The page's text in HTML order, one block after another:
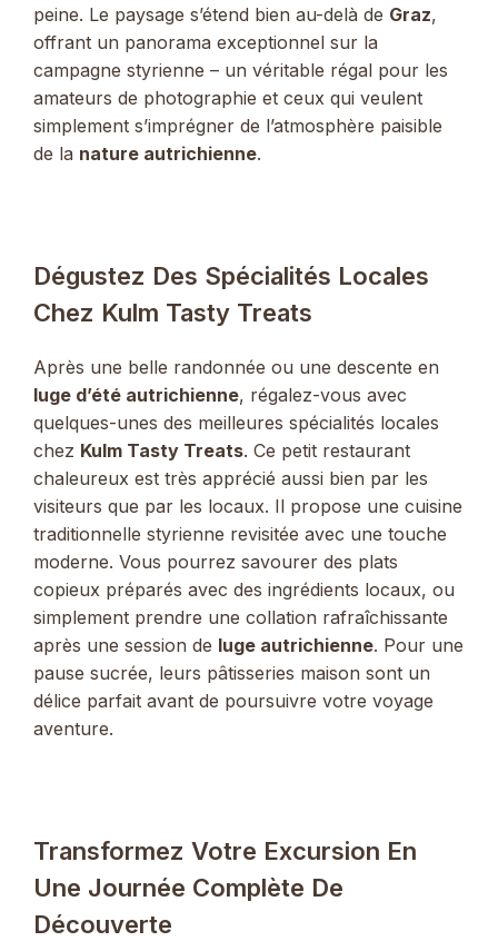
peine. Le paysage s’étend bien au-delà de Graz,
offrant un panorama exceptionnel sur la
campagne styrienne – un véritable régal pour les
amateurs de photographie et ceux qui veulent
simplement s’imprégner de l’atmosphère paisible
de la nature autrichienne.
Dégustez Des Spécialités Locales
Chez Kulm Tasty Treats
Après une belle randonnée ou une descente en
luge d’été autrichienne, régalez-vous avec
quelques-unes des meilleures spécialités locales
chez Kulm Tasty Treats. Ce petit restaurant
chaleureux est très apprécié aussi bien par les
visiteurs que par les locaux. Il propose une cuisine
traditionnelle styrienne revisitée avec une touche
moderne. Vous pourrez savourer des plats
copieux préparés avec des ingrédients locaux, ou
simplement prendre une collation rafraîchissante
après une session de luge autrichienne. Pour une
pause sucrée, leurs pâtisseries maison sont un
délice parfait avant de poursuivre votre voyage
aventure.
Transformez Votre Excursion En
Une Journée Complète De
Découverte